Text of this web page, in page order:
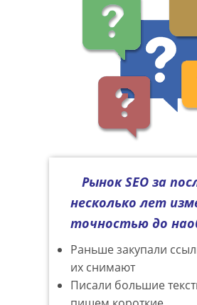
Рынок SEO за
несколько лет
точностью до
Раньше закупали
их снимают
Писали большие